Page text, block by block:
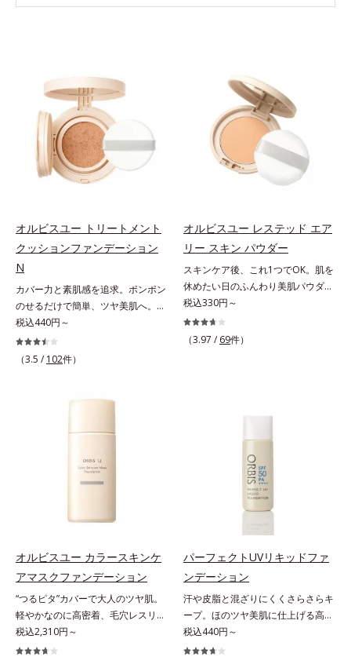
オルビスユー トリートメント
クッションファンデーション
N
カバー力と素肌感を追求。ポンポン
のせるだけで簡単、ツヤ美肌へ。カ
バー力と素肌感を両立する、簡単ツ
ヤ美肌クッションファンデーション
です。多方向へ光を拡散し、高いソ
との親和性が高いアミノ酸系パウダ
み、厚塗り感なくピタッと密着しま
ムラなどの大人の肌悩みをポンポン
するだけで簡単にカバーし、まるで
な、うるツヤ美肌を演出します。*
良くする仕上がり向上粉体
税込440円～
（3.5 / 102件）
オルビスユー レステッド エア
リー スキン パウダー
スキンケア後、これ1つでOK。肌を
休めたい日のふんわり美肌パウダ
ー。ふんわり美肌が叶う、うるおい
パウダーです。3色の光を操るパウ
ダーがツヤと透明感を演出。ソフト
ちり・ホコリ、紫外線などの外的刺
果。クレンジング不要で、紫外線吸
収剤やグリセリン、パラベンもフリ
ー処方。肌を休ませたい日、リモー
トワークの時、近所へちょこっとお
出かけする時など、しっかりメイク
は負担に感じる日におすすめです。
税込330円～
（3.97 / 69件）
オルビスユー カラースキンケ
アマスクファンデーション
“つるピタ”カバーで大人のツヤ肌。
軽やかなのに高密着、毛穴レスリキ
ッドファンデ。みずみずしく、とけ
込むように密着カバー毛穴レスでな
税込2,310円～
パーフェクトUVリキッドファ
ンデーション
汗や皮脂と混ざりにくくさらさらキ
ープ。ほのツヤ美肌に仕上げる高
SPFファンデ。SPF50・PA++++で紫
外線を強力カットしながら、さらさ
税込440円～